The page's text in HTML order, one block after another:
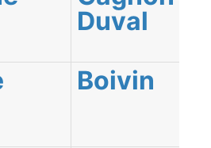
Duval
Boivin